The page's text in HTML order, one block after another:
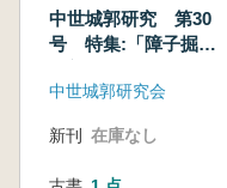
中西義昌(北九州
談話会会員)
「畝状空堀群の編
永恵裕和(宮城県
育委員会派遣)
中世城郭研究 第30
号 特集:「障子掘」
中世城郭研究会
新刊 在庫なし